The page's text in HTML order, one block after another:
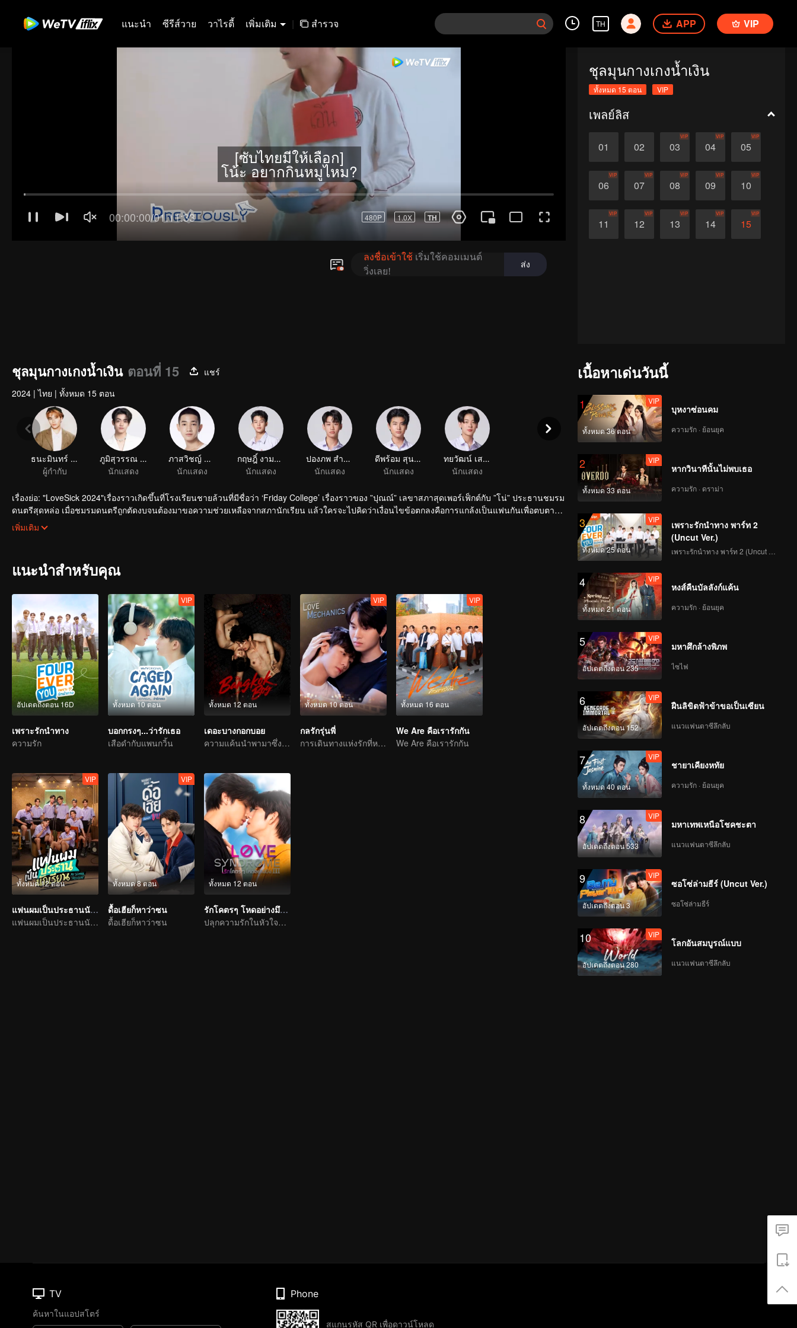
แนะนำ ซีรีส์วาย วาไรตี้ เพิ่มเติม | สำรวจ TH APP VIP
ชุลมุนกางเกงน้ำเงิน
ทั้งหมด 15 ตอน VIP
เพลย์ลิส
01 02 03
VIP
04
VIP
05
VIP
06
VIP
07
VIP
08
VIP
09
VIP
10
VIP
11
VIP
12
VIP
13
VIP
14
VIP
15
VIP
ชุลมุนกางเกงน้ำเงิน ตอนที่ 15
แชร์
2024 | ไทย | ทั้งหมด 15 ตอน
ธนะมินทร์ วงษ์สกุลพัช
ผู้กำกับ
ภูมิสุวรรณ สุวรรณสถิตย์
นักแสดง
ภาสวิชญ์ ธรรมสังคีติ
นักแสดง
กฤษฎิ์ งามธนกิจจา
นักแสดง
ปองภพ สำราญชัยกร
นักแสดง
เรื่องย่อ: "LoveSick 2024"เรื่องราวเกิดขึ้นที่โรงเรียนชายล้วนที่มีชื่อว่า ‘Friday College’ เรื่องราวของ ”ปุณณ์” เลขาสภาสุดเพอร์เฟ็กต์กับ ”โน่” ประธานชมรม
ดนตรีสุดหล่อ เมื่อชมรมดนตรีถูกตัดงบจนต้องมาขอความช่วยเหลือจากสภานักเรียน แล้วใครจะไปคิดว่าเงื่อนไขข้อตกลงคือการแกล้งเป็นแฟนกันเพื่อตบตา
”แป้ง” น้องสาวสุดน่ารักของปุณณ์ ด้วยเหตุผลนี้เรื่องรักป่วยๆจึงเริ่มต้นขึ้น
เพิ่มเติม
แนะนำสำหรับคุณ
อัปเดตถึงตอน 16D
เพราะรักนำทาง
ความรัก
ทั้งหมด 10 ตอน
VIP
บอกกรงๆ...ว่ารักเธอ
เสือดำกับแพนกวิ้น
ทั้งหมด 12 ตอน
เดอะบางกอกบอย
ความแค้นนำพามาซึ่งความรัก
ทั้งหมด 10 ตอน
VIP
กลรักรุ่นพี่
การเดินทางแห่งรักที่หวานขม
ทั้งหมด 16 ตอน
VIP
We Are คือเรารักกัน
We Are คือเรารักกัน
ทั้งหมด 12 ตอน
VIP
แฟนผมเป็นประธานนักเรียน
แฟนผมเป็นประธานนักเรียน
ทั้งหมด 8 ตอน
VIP
ดื้อเฮียก็หาว่าซน
ดื้อเฮียก็หาว่าซน
ทั้งหมด 12 ตอน
รักโคตรๆ โหดอย่างมึง 3
ปลุกความรักในหัวใจที่ลืมเลือน
เนื้อหาเด่นวันนี้
1
ทั้งหมด 36 ตอน
VIP
บุหงาซ่อนคม
ความรัก · ย้อนยุค
2
ทั้งหมด 33 ตอน
VIP
หากวินาทีนั้นไม่พบเธอ
ความรัก · ดราม่า
3
ทั้งหมด 25 ตอน
VIP
เพราะรักนำทาง พาร์ท 2
(Uncut Ver.)
4
ทั้งหมด 21 ตอน
VIP
หงส์คืนบัลลังก์แค้น
ความรัก · ย้อนยุค
5
อัปเดตถึงตอน 235
VIP
มหาศึกล้างพิภพ
ไซไฟ
6
อัปเดตถึงตอน 152
VIP
ฝืนลิขิตฟ้าข้าขอเป็นเซียน
แนวแฟนตาซีลึกลับ
7
ทั้งหมด 40 ตอน
VIP
ชายาเคียงหทัย
ความรัก · ย้อนยุค
8
อัปเดตถึงตอน 533
VIP
มหาเทพเหนือโชคชะตา
แนวแฟนตาซีลึกลับ
9
อัปเดตถึงตอน 3
VIP
ซอโซ่ล่ามธีร์ (Uncut Ver.)
ซอโซ่ล่ามธีร์
10
อัปเดตถึงตอน 280
VIP
โลกอันสมบูรณ์แบบ
แนวแฟนตาซีลึกลับ
TV
ค้นหาในแอปสโตร์
Phone
สแกนรหัส QR เพื่อดาวน์โหลด